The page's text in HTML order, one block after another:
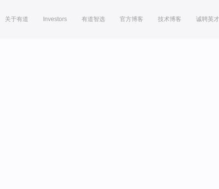
关于有道 Investors 有道智选 官方博客 技术博客 诚聘英才